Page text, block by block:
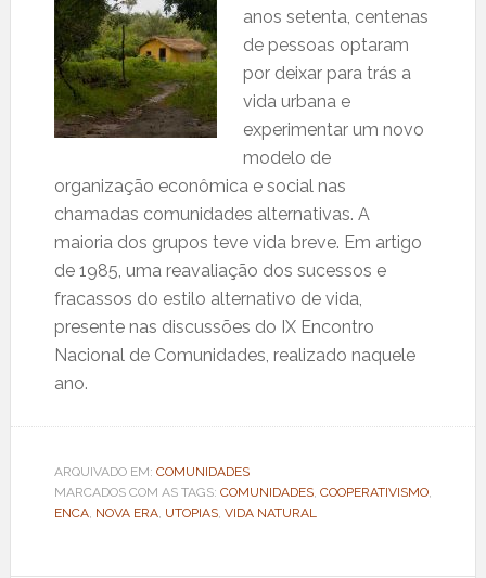
anos setenta, centenas
de pessoas optaram
por deixar para trás a
vida urbana e
experimentar um novo
modelo de
organização econômica e social nas
chamadas comunidades alternativas. A
maioria dos grupos teve vida breve. Em artigo
de 1985, uma reavaliação dos sucessos e
fracassos do estilo alternativo de vida,
presente nas discussões do IX Encontro
Nacional de Comunidades, realizado naquele
ano.
ARQUIVADO EM: COMUNIDADES
MARCADOS COM AS TAGS: COMUNIDADES, COOPERATIVISMO,
ENCA, NOVA ERA, UTOPIAS, VIDA NATURAL